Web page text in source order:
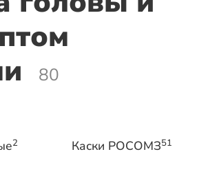
80
2 Каски РОСОМЗ51